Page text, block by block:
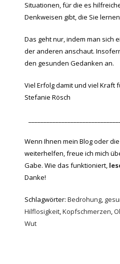
Situationen, für die es
Denkweisen gibt, die Sie
Das geht nur, indem man sich
der anderen anschaut.
den gesunden Gedanken an.
Viel Erfolg damit und viel Kraft
Stefanie Rösch
Wenn Ihnen mein Blog oder
weiterhelfen, freue ich mich
Gabe. Wie das funktioniert,
Danke!
Schlagwörter: Bedrohung,
Hilflosigkeit,Kopfschmerzen,
Wut